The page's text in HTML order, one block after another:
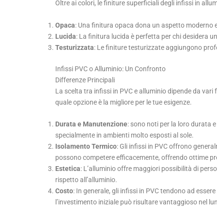
Oltre ai colori, le finiture superficiali degli infissi in
Opaca: Una finitura opaca dona un aspetto
Lucida: La finitura lucida è perfetta per chi desidera
Testurizzata: Le finiture testurizzate aggiungono
Infissi PVC o Alluminio: Un Confronto
Differenze Principali
La scelta tra infissi in PVC e alluminio dipende da
quale opzione è la migliore per le tue esigenze.
Durata e Manutenzione: sono noti per la loro durata
specialmente in ambienti molto esposti al sole.
Isolamento Termico: Gli infissi in PVC offrono
possono competere efficacemente, offrendo ottime
Estetica: L’alluminio offre maggiori possibilità di
rispetto all’alluminio.
Costo: In generale, gli infissi in PVC tendono ad
l’investimento iniziale può risultare vantaggioso nel